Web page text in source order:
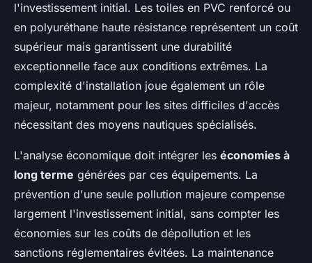
l'investissement initial. Les toiles en PVC renforcé ou
en polyuréthane haute résistance représentent un coût
supérieur mais garantissent une durabilité
exceptionnelle face aux conditions extrêmes. La
complexité d'installation joue également un rôle
majeur, notamment pour les sites difficiles d'accès
nécessitant des moyens nautiques spécialisés.
L'analyse économique doit intégrer les économies à
long terme générées par ces équipements. La
prévention d'une seule pollution majeure compense
largement l'investissement initial, sans compter les
économies sur les coûts de dépollution et les
sanctions réglementaires évitées. La maintenance